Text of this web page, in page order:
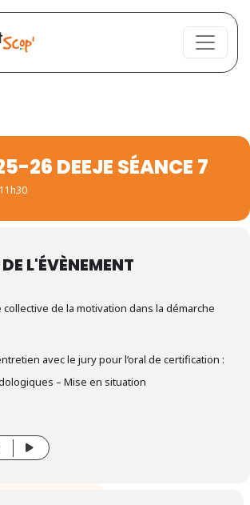
26 DEEJE SÉANCE 7
L'ÉVÈNEMENT
collective de la motivation dans la démarche
avec le jury pour l’oral de certification :
– Mise en situation